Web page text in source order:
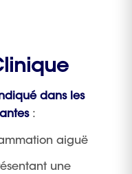
dans les
:
aiguë
une